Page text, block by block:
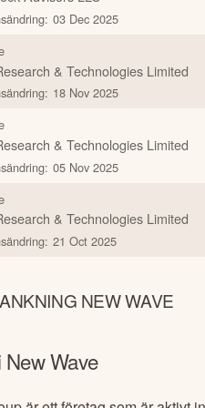
03 Dec 2025
& Technologies Limited
18 Nov 2025
& Technologies Limited
05 Nov 2025
& Technologies Limited
21 Oct 2025
NEW WAVE
New Wave